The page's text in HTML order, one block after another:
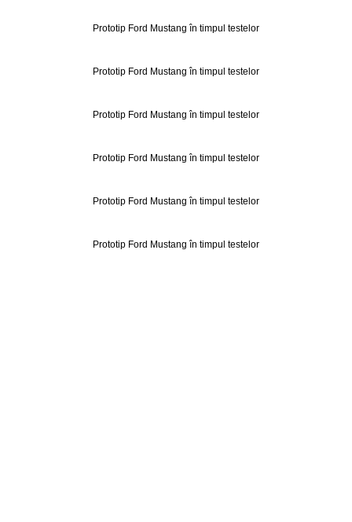
Prototip Ford Mustang în timpul testelor
Prototip Ford Mustang în timpul testelor
Prototip Ford Mustang în timpul testelor
Prototip Ford Mustang în timpul testelor
Prototip Ford Mustang în timpul testelor
Prototip Ford Mustang în timpul testelor